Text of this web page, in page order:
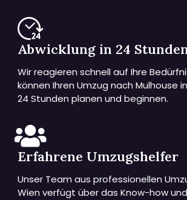
Abwicklung in 24
Wir reagieren schnell auf Ihre
können Ihren Umzug nach Mulhouse
24 Stunden planen und beginnen.
Erfahrene Umzugshelfer
Unser Team aus professionellen
Wien verfügt über das Know-how